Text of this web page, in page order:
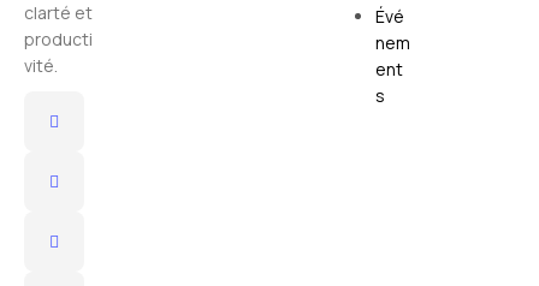
clarté et
producti
vité.
Évé
nem
ent
s